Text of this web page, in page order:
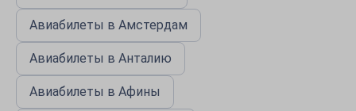
Авиабилеты в Амстердам
Авиабилеты в Анталию
Авиабилеты в Афины